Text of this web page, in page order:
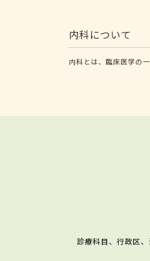
内科について
内科とは、臨床医学の
診療科目、行政区